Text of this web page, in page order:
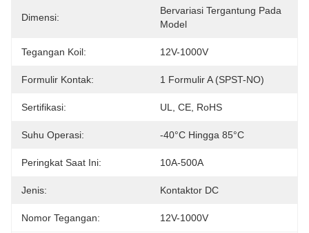
Dimensi:
Bervariasi Tergantung Pada
Model
Tegangan Koil: 12V-1000V
Formulir Kontak: 1 Formulir A (SPST-NO)
Sertifikasi: UL, CE, RoHS
Suhu Operasi: -40°C Hingga 85°C
Peringkat Saat Ini: 10A-500A
Jenis: Kontaktor DC
Nomor Tegangan: 12V-1000V